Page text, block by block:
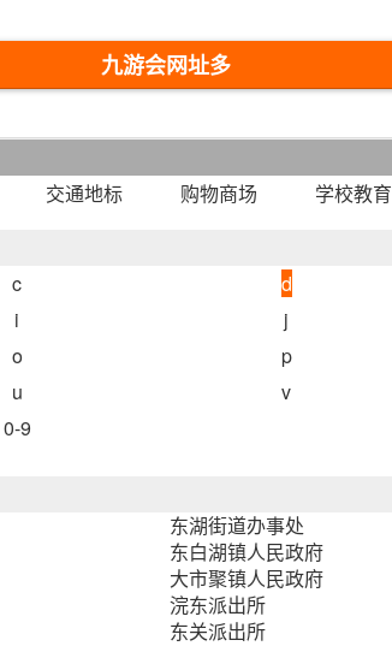
九游会网址多
交通地标 购物商场 学校教育
c d
i j
o p
u v
0-9
东湖街道办事处
东白湖镇人民政府
大市聚镇人民政府
浣东派出所
东关派出所